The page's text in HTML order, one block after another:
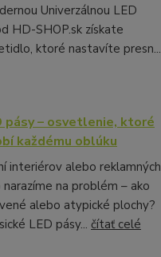
Univerzálnou LED
HD-SHOP.sk získate
ktoré nastavíte presn...
pásy – osvetlenie, ktoré
každému oblúku
interiérov alebo reklamných
na problém – ako
alebo atypické plochy?
LED pásy... čítať celé